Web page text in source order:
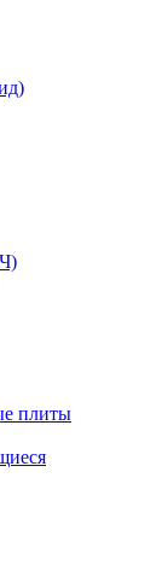
плиты